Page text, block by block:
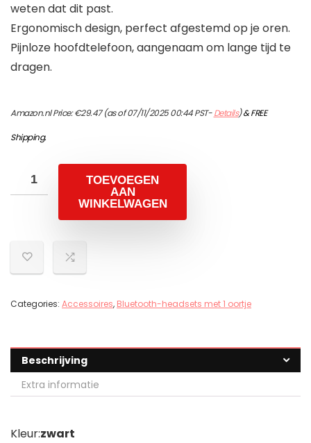
weten dat dit past.
Ergonomisch design, perfect afgestemd op je oren.
Pijnloze hoofdtelefoon, aangenaam om lange tijd te
dragen.
Amazon.nl Price:€29.47(as of 07/11/2025 00:44 PST-Details)&FREE
Shipping.
TOEVOEGEN
AAN
WINKELWAGEN
Categories: Accessoires, Bluetooth-headsets met 1 oortje
Beschrijving
Extra informatie
Kleur:zwart